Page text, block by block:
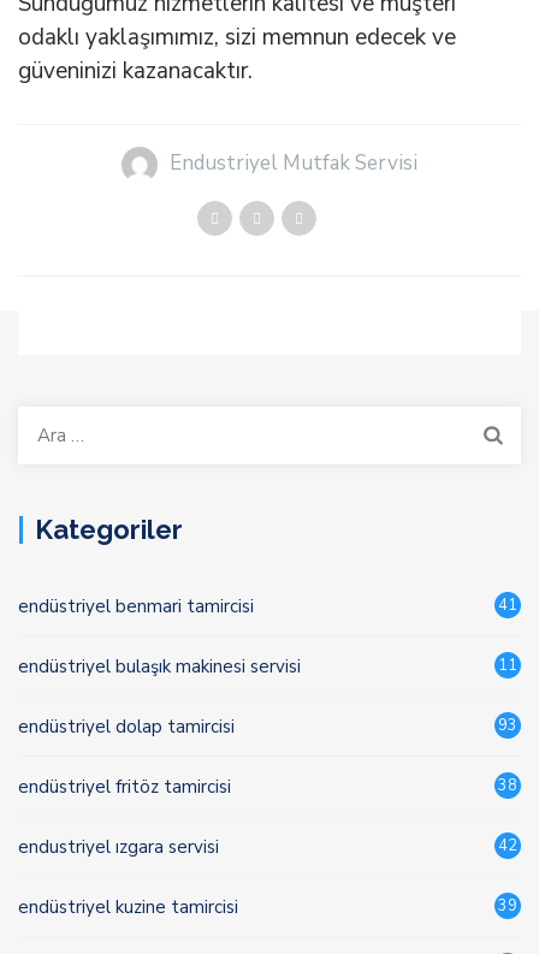
odaklı yaklaşımımız, sizi memnun edecek ve
güveninizi kazanacaktır.
Endustriyel Mutfak Servisi
Arama:
Kategoriler
endüstriyel benmari tamircisi 41
endüstriyel bulaşık makinesi servisi 11
endüstriyel dolap tamircisi 93
endüstriyel fritöz tamircisi 38
endustriyel ızgara servisi 42
endüstriyel kuzine tamircisi 39